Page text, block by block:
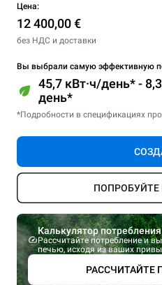
Цена:
12 400,00 €
без НДС и доставки
Вы выбрали самую эффективную
45,7 кВт·ч/день* -
день*
*Подробности в спецификациях
ПОПРОБУЙТЕ
Калькулятор потребления
Рассчитайте потребление и
печью, исходя из ваших
РАССЧИТАЙТЕ